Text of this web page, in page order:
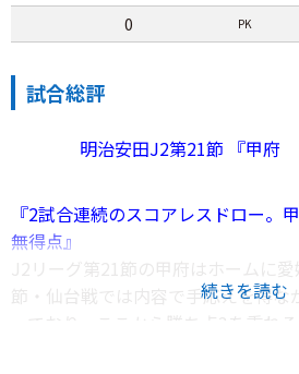
0
PK
試合総評
明治安田J2第21節 『甲府
『2試合連続のスコアレスドロー。
無得点』
節・仙台戦では内容で手応えを得な
続きを読む